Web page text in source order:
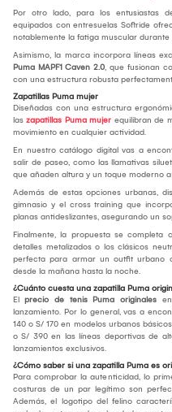
Por otro lado, para los entusiastas
equipados con entresuelas Softride
notablemente la fatiga muscular
Asimismo, la marca incorpora líneas
Puma MAPF1 Caven 2.0, que fusionan
con una estructura robusta
Zapatillas Puma mujer
Diseñadas con una estructura
las zapatillas Puma mujer equilibran de
movimiento en cualquier actividad.
En nuestro catálogo digital vas a
salir de paseo, como las llamativas
que añaden altura y un toque moderno
Además de estas opciones urbanas,
gimnasio y el cross training que
planas antideslizantes, asegurando un
Finalmente, la propuesta se completa
detalles metalizados o los clásicos
perfecta para armar un outfit urbano
desde la mañana hasta la noche.
¿Cuánto cuesta una zapatilla Puma
El precio de tenis Puma originales
lanzamiento. Por lo general, vas a
140 o S/ 170 en modelos urbanos
o S/ 390 en las líneas deportivas de
lanzamientos exclusivos.
¿Cómo saber si una zapatilla Puma es
Para comprobar la autenticidad, lo
costuras de un par legítimo son
Además, el logotipo del felino